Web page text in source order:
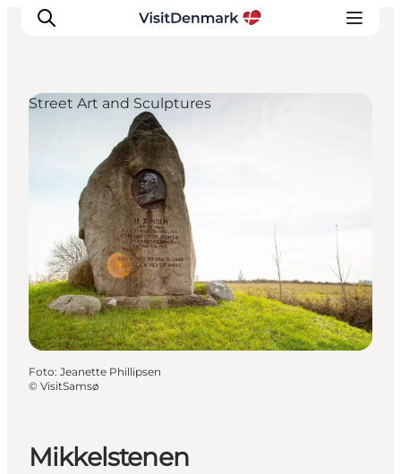
Inspiratie
Bestemmingen
Wat te doen
Accommodaties
Plan je reis
Mikkelstenen
Street Art and Sculptures
Foto: Jeanette Phillipsen
© VisitSamsø